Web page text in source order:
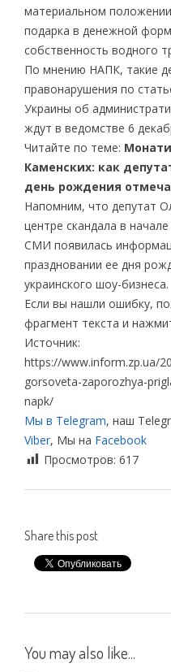
материальном
подарка в денежной
собственность водного
По мнению НАПК, такие
правонарушения по
Украины об
ждут в ведомстве 6
Читайте по теме:
Каменских: как
день рождения
Напомним, что депутат
центре скандала в
СМИ появилась
праздновании ее дня
украинского шоу-бизнеса.
Если вы нашли ошибку,
фрагмент текста и
Источник:
https://www.inform.zp.ua/
gorsoveta-zaporozhya-
napk/
Мы в Telegram, наш
Viber, Мы на Facebook
Просмотров: 617
Share this post
You may also like...